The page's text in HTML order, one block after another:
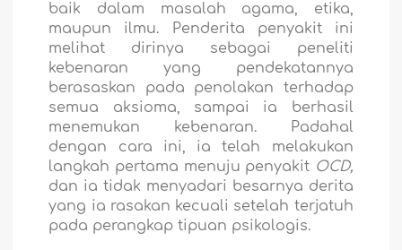
baik dalam masalah agama, etika,
maupun ilmu. Penderita penyakit ini
melihat dirinya sebagai peneliti
kebenaran yang pendekatannya
berasaskan pada penolakan terhadap
semua aksioma, sampai ia berhasil
menemukan kebenaran. Padahal
dengan cara ini, ia telah melakukan
langkah pertama menuju penyakit OCD,
dan ia tidak menyadari besarnya derita
yang ia rasakan kecuali setelah terjatuh
pada perangkap tipuan psikologis.